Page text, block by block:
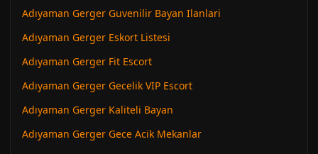
Adıyaman Gerger Guvenilir Bayan Ilanlari
Adıyaman Gerger Eskort Listesi
Adıyaman Gerger Fit Escort
Adıyaman Gerger Gecelik VIP Escort
Adıyaman Gerger Kaliteli Bayan
Adıyaman Gerger Gece Acik Mekanlar